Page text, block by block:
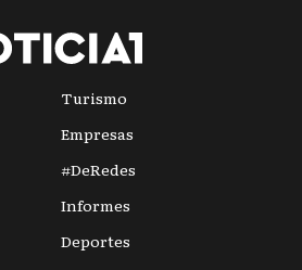
Turismo
Empresas
#DeRedes
Informes
Deportes